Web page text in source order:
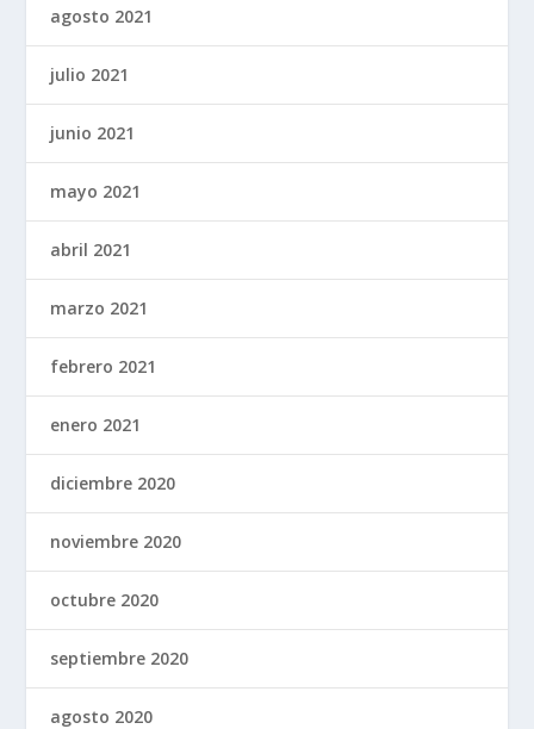
agosto 2021
julio 2021
junio 2021
mayo 2021
abril 2021
marzo 2021
febrero 2021
enero 2021
diciembre 2020
noviembre 2020
octubre 2020
septiembre 2020
agosto 2020